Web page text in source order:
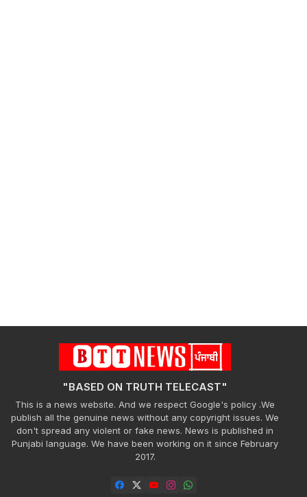
"BASED ON TRUTH TELECAST"
This is a news website. And we respect Google's policy .We
publish all the genuine news without any copyright issues. We
don't spread any violent or fake news. News is published in
Punjabi language. We have been working on it since February
2017.